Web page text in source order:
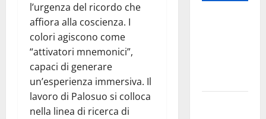
l’urgenza del ricordo che
affiora alla coscienza. I
colori agiscono come
“attivatori mnemonici”,
capaci di generare
un’esperienza immersiva. Il
lavoro di Palosuo si colloca
nella linea di ricerca di